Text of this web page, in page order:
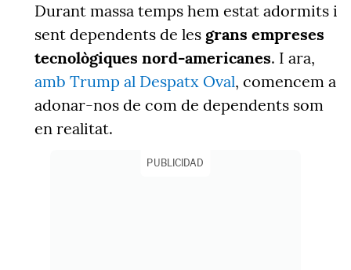
Durant massa temps hem estat adormits i
sent dependents de les grans empreses
tecnològiques nord-americanes. I ara,
amb Trump al Despatx Oval, comencem a
adonar-nos de com de dependents som
en realitat.
PUBLICIDAD